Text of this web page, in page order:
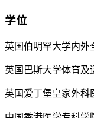
学位
英国伯明罕大学内外
英国巴斯大学体育及
英国爱丁堡皇家外科